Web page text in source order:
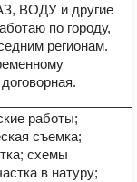
ВОДУ и другие
по городу,
регионам.
работы;
съемка;
схемы
в натуру;